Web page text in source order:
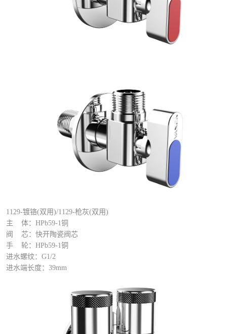
1129-镀铬(双用)/1129-枪灰(双用)
主 体：HPb59-1铜
阀 芯：快开陶瓷阀芯
手 轮：HPb59-1铜
进水螺纹：G1/2
进水端长度：39mm